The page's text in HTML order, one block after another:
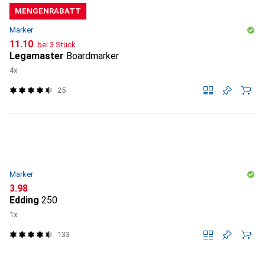
MENGENRABATT
Marker
CHF
11.10 bei 3 Stück
Legamaster Boardmarker
4x
25
Marker
CHF
3.98
Edding 250
1x
133